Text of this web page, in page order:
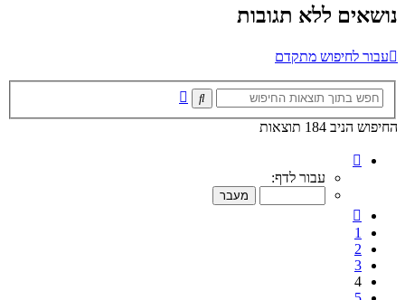
נושאים ללא תגובות
עבור לחיפוש מתקדם
חיפוש
החיפוש הניב 184 תוצאות
מתוך
עבור לדף:
1
2
3
4